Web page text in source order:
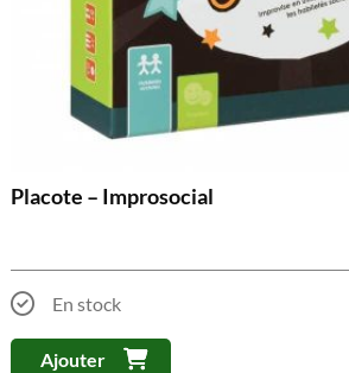
Placote – Improsocial
En stock
Ajouter